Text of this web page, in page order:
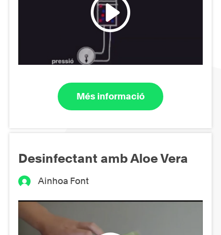
Més informació
Desinfectant amb Aloe Vera
Ainhoa Font